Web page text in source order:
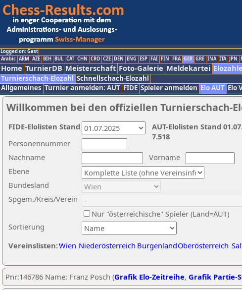
Logged on: Gast
Arabic ARM AZE BIH BUL CAT CHN CRO CZE DEN ENG ESP FAI FIN FRA GER GRE INA ITA JPN
Home TurnierDB Meisterschaft Foto-Galerie Meldekartei
Turnierschach-Elozahl Schnellschach-Elozahl
Allgemeines Turnier anmelden: AUT FIDE Spieler anmelden Elo AUT Elo
Willkommen bei den offiziellen Turnierschach-
Nachname
Vorname
Ebene
Sortierung
Personennummer
Bundesland
Spgem./Kreis/Verein
Nur "österreichische" Spieler (Land=AUT)
Vereinslisten:Wien Niederösterreich BurgenlandOberösterreich
AUT-Elolisten Stand
7.518
FIDE-Elolisten Stand
Pnr:146786 Name: Franz Posch (Grafik Elo-Zeitreihe, Grafik Partie-